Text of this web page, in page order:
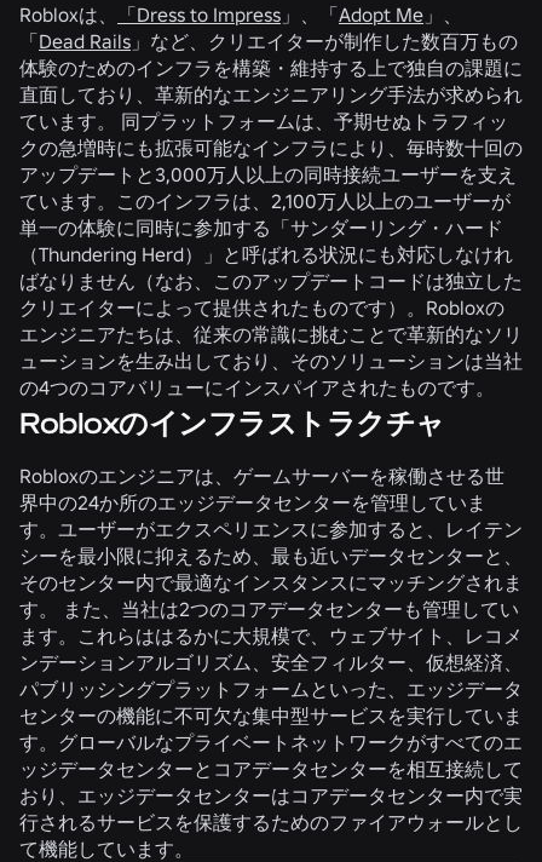
Robloxは、
「Dress to Impress 」、「Adopt Me 」、
「Dead Rails 」など、クリエイターが制作した数百万もの
体験のためのインフラを構築・維持する上で独自の課題に
直面しており、革新的なエンジニアリング手法が求められ
ています。 同プラットフォームは、予期せぬトラフィッ
クの急増時にも拡張可能なインフラにより、毎時数十回の
アップデートと3,000万人以上の同時接続ユーザーを支え
ています。このインフラは、2,100万人以上のユーザーが
単一の体験に同時に参加する「サンダーリング・ハード
（Thundering Herd）」と呼ばれる状況にも対応しなけれ
ばなりません（なお、このアップデートコードは独立した
クリエイターによって提供されたものです）。Robloxの
エンジニアたちは、従来の常識に挑むことで革新的なソリ
ューションを生み出しており、そのソリューションは当社
の4つのコアバリューにインスパイアされたものです。
Robloxのインフラストラクチャ
Robloxのエンジニアは、ゲームサーバーを稼働させる世
界中の24か所のエッジデータセンターを管理していま
す。ユーザーがエクスペリエンスに参加すると、レイテン
シーを最小限に抑えるため、最も近いデータセンターと、
そのセンター内で最適なインスタンスにマッチングされま
す。 また、当社は2つのコアデータセンターも管理してい
ます。これらははるかに大規模で、ウェブサイト、レコメ
ンデーションアルゴリズム、安全フィルター、仮想経済、
パブリッシングプラットフォームといった、エッジデータ
センターの機能に不可欠な集中型サービスを実行していま
す。グローバルなプライベートネットワークがすべてのエ
ッジデータセンターとコアデータセンターを相互接続して
おり、エッジデータセンターはコアデータセンター内で実
行されるサービスを保護するためのファイアウォールとし
て機能しています。